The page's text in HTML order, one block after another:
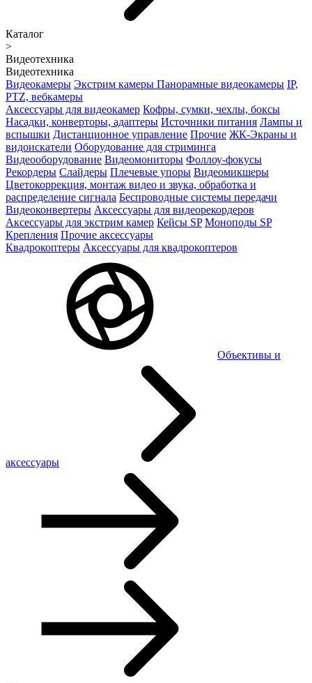
Каталог
>
Видеотехника
Видеотехника
Видеокамеры Экстрим камеры Панорамные видеокамеры IP,
PTZ, вебкамеры
Аксессуары для видеокамер Кофры, сумки, чехлы, боксы
Насадки, конверторы, адаптеры Источники питания Лампы и
вспышки Дистанционное управление Прочие ЖК-Экраны и
видоискатели Оборудование для стриминга
Видеооборудование Видеомониторы Фоллоу-фокусы
Рекордеры Слайдеры Плечевые упоры Видеомикшеры
Цветокоррекция, монтаж видео и звука, обработка и
распределение сигнала Беспроводные системы передачи
Видеоконвертеры Аксессуары для видеорекордеров
Аксессуары для экстрим камер Кейсы SP Моноподы SP
Крепления Прочие аксессуары
Квадрокоптеры Аксессуары для квадрокоптеров
Объективы и
аксессуары